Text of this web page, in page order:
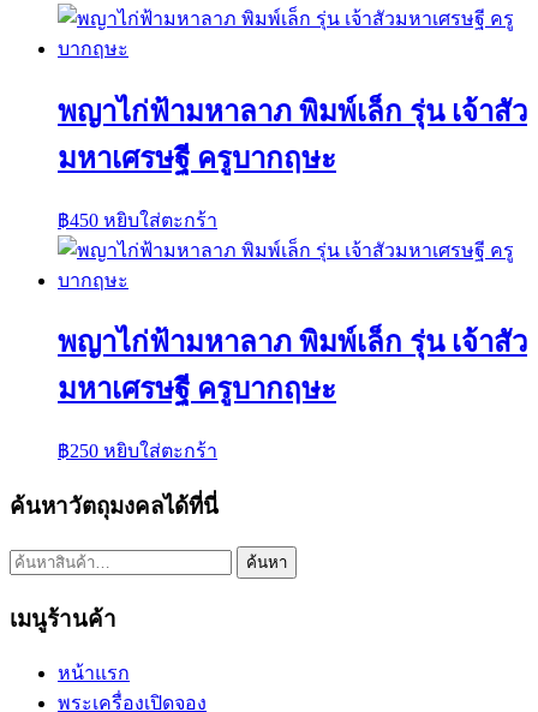
พญาไก่ฟ้ามหาลาภ พิมพ์เล็ก รุ่น เจ้าสัว
มหาเศรษฐี ครูบากฤษะ
฿450 หยิบใส่ตะกร้า
พญาไก่ฟ้ามหาลาภ พิมพ์เล็ก รุ่น เจ้าสัว
มหาเศรษฐี ครูบากฤษะ
฿250 หยิบใส่ตะกร้า
ค้นหาวัตถุมงคลได้ที่นี่
ค้นหา: ค้นหา
เมนูร้านค้า
หน้าแรก
พระเครื่องเปิดจอง